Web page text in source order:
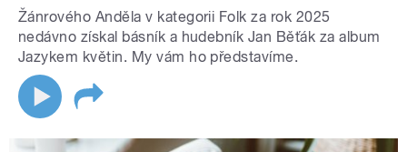
Žánrového Anděla v kategorii Folk za rok 2025
nedávno získal básník a hudebník Jan Běťák za album
Jazykem květin. My vám ho představíme.